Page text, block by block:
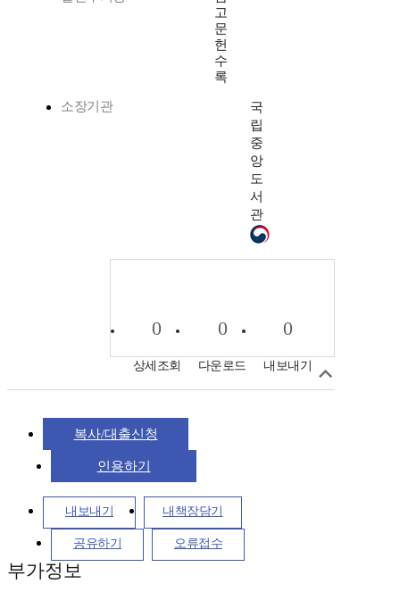
고
문
헌
수
록
소장기관
국
립
중
앙
도
서
관
0
상세조회
0
다운로드
0
내보내기
복사/대출신청
인용하기
내보내기 내책장담기
공유하기 오류접수
부가정보